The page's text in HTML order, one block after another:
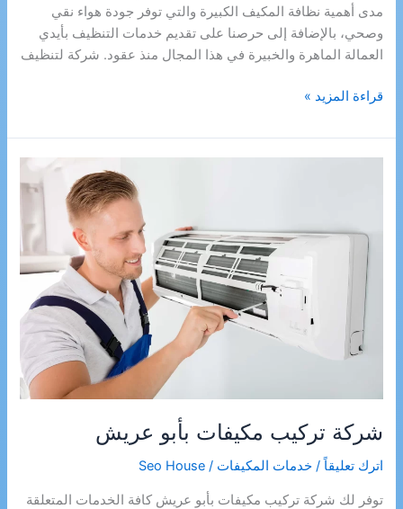
مدى أهمية نظافة المكيف الكبيرة والتي توفر جودة هواء نقي
وصحي، بالإضافة إلى حرصنا على تقديم خدمات التنظيف بأيدي
العمالة الماهرة والخبيرة في هذا المجال منذ عقود. شركة لتنظيف
شركة
مكيفات
بصبيا
قراءة المزيد »
شركة تركيب مكيفات بأبو عريش
اترك تعليقاً /خدمات المكيفات /
Seo House
توفر لك شركة تركيب مكيفات بأبو عريش كافة الخدمات المتعلقة